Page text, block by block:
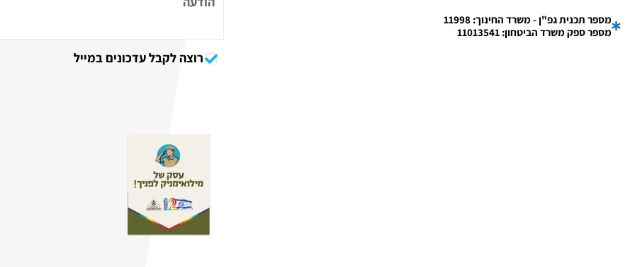
מספר תכנית גפ"ן - משרד החינוך: 11998
מספר ספק משרד הביטחון: 11013541
רוצה לקבל עדכונים במייל